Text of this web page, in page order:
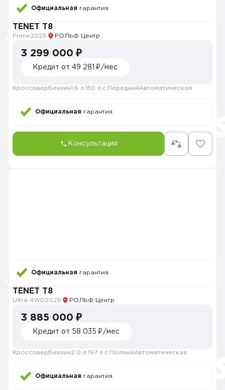
Официальная гарантия
TENET T8
Prime2026 РОЛЬФ Центр
3 299 000 ₽
Кредит от 49 281 ₽/мес
Кроссовер Бензин1.6 л. 150 л.с. ПереднийАвтоматическая
Официальная гарантия
Консультация
Официальная гарантия
TENET T8
Ultra 4WD2026 РОЛЬФ Центр
3 885 000 ₽
Кредит от 58 035 ₽/мес
Кроссовер Бензин2.0 л. 197 л.с. ПолныйАвтоматическая
Официальная гарантия